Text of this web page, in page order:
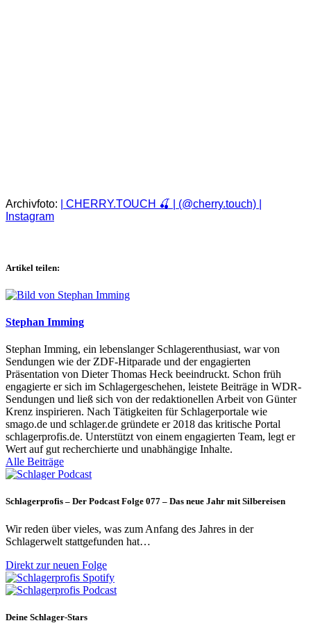
Archivfoto:
| CHERRY.TOUCH 🍒 | (@cherry.touch) |
Instagram
Artikel teilen:
Stephan Imming
Stephan Imming, ein lebenslanger Schlagerenthusiast, war von
Sendungen wie der ZDF-Hitparade und der engagierten
Präsentation von Dieter Thomas Heck beeindruckt. Schon früh
engagierte er sich im Schlagergeschehen, leistete Beiträge in WDR-
Sendungen und ließ sich von der redaktionellen Arbeit von Günter
Krenz inspirieren. Nach Tätigkeiten für Schlagerportale wie
smago.de und schlager.de gründete er 2018 das kritische Portal
schlagerprofis.de. Unterstützt von einem engagierten Team, legt er
Wert auf gut recherchierte und unabhängige Inhalte.
Alle Beiträge
Schlagerprofis – Der Podcast Folge 077 – Das neue Jahr mit Silbereisen
Wir reden über vieles, was zum Anfang des Jahres in der
Schlagerwelt stattgefunden hat…
Direkt zur neuen Folge
Deine Schlager-Stars